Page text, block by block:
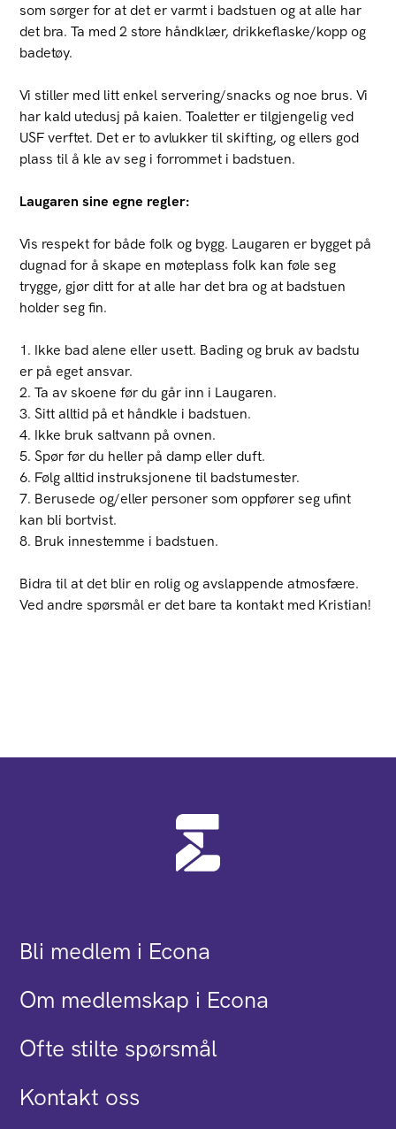
som sørger for at det er varmt i badstuen og at alle har
det bra. Ta med 2 store håndklær, drikkeflaske/kopp og
badetøy.
Vi stiller med litt enkel servering/snacks og noe brus. Vi
har kald utedusj på kaien. Toaletter er tilgjengelig ved
USF verftet. Det er to avlukker til skifting, og ellers god
plass til å kle av seg i forrommet i badstuen.
Laugaren sine egne regler:
Vis respekt for både folk og bygg. Laugaren er bygget på
dugnad for å skape en møteplass folk kan føle seg
trygge, gjør ditt for at alle har det bra og at badstuen
holder seg fin.
1. Ikke bad alene eller usett. Bading og bruk av badstu
er på eget ansvar.
2. Ta av skoene før du går inn i Laugaren.
3. Sitt alltid på et håndkle i badstuen.
4. Ikke bruk saltvann på ovnen.
5. Spør før du heller på damp eller duft.
6. Følg alltid instruksjonene til badstumester.
7. Berusede og/eller personer som oppfører seg ufint
kan bli bortvist.
8. Bruk innestemme i badstuen.
Bidra til at det blir en rolig og avslappende atmosfære.
Ved andre spørsmål er det bare ta kontakt med Kristian!
Bli medlem i Econa
Om medlemskap i Econa
Ofte stilte spørsmål
Kontakt oss